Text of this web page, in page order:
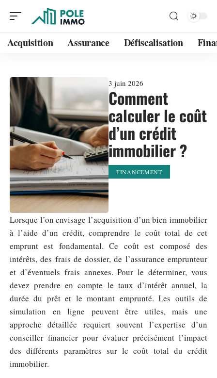
Acquisition Assurance Défiscalisation
3 juin 2026
Comment
calculer le coût
d’un crédit
immobilier ?
FINANCEMENT
Lorsque l’on envisage l’acquisition d’un bien immobilier
à l’aide d’un crédit, comprendre le coût total de cet
emprunt est fondamental. Ce coût est composé des
intérêts, des frais de dossier, de l’assurance emprunteur
et d’éventuels frais annexes. Pour le déterminer, vous
devez prendre en compte le taux d’intérêt annuel, la
durée du prêt et le montant emprunté. Les outils de
simulation en ligne peuvent être utiles, mais une
approche détaillée requiert souvent l’expertise d’un
conseiller financier pour évaluer précisément l’impact
des différents paramètres sur le coût total du crédit
immobilier.